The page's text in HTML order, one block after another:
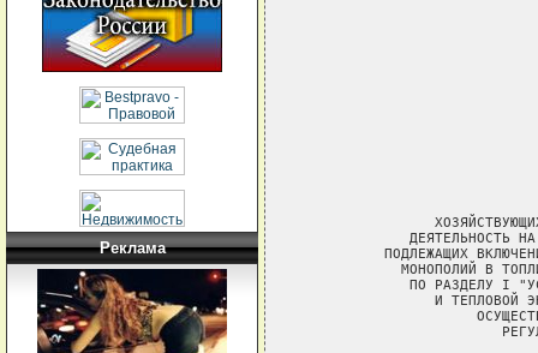
Реклама
ДЕЯТЕЛЬНОСТЬ
ПОДЛЕЖАЩИХ
МОНОПОЛИЙ В
ПО РАЗДЕЛУ I
И ТЕПЛОВОЙ